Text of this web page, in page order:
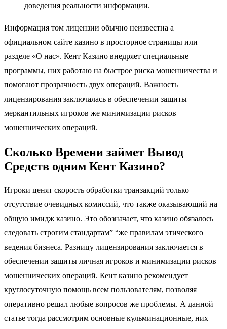
доведения реальности информации.
Информация том лицензии обычно неизвестна а
официальном сайте казино в просторное страницы или
разделе «О нас». Кент Казино внедряет специальные
программы, них работаю на быстрое риска мошенничества и
помогают прозрачность двух операций. Важность
лицензирования заключалась в обеспечении защиты
меркантильных игроков же минимизации рисков
мошеннических операций.
Сколько Времени займет Вывод
Средств одним Кент Казино?
Игроки ценят скорость обработки транзакций только
отсутствие очевидных комиссий, что также оказывающий на
общую имидж казино. Это обозначает, что казино обязалось
следовать строгим стандартам” “же правилам этического
ведения бизнеса. Разницу лицензирования заключается в
обеспечении защиты личная игроков и минимизации рисков
мошеннических операций. Кент казино рекомендует
круглосуточную помощь всем пользователям, позволяя
оперативно решал любые вопросов же проблемы. А данной
статье тогда рассмотрим основные кульминационные, них